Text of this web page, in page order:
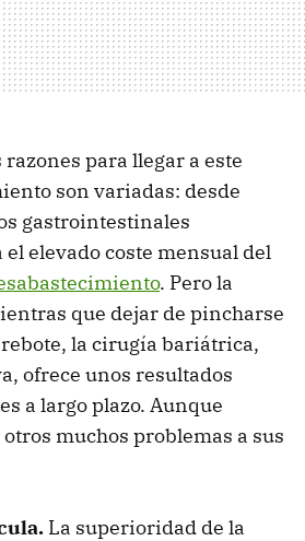
razones para llegar a este
son variadas: desde
gastrointestinales
elevado coste mensual del
. Pero la
que dejar de pincharse
la cirugía bariátrica,
ofrece unos resultados
a largo plazo. Aunque
muchos problemas a sus
La superioridad de la